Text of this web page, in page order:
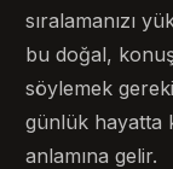
sıralamanızı
bu doğal,
söylemek
günlük hayatta
anlamına gelir.